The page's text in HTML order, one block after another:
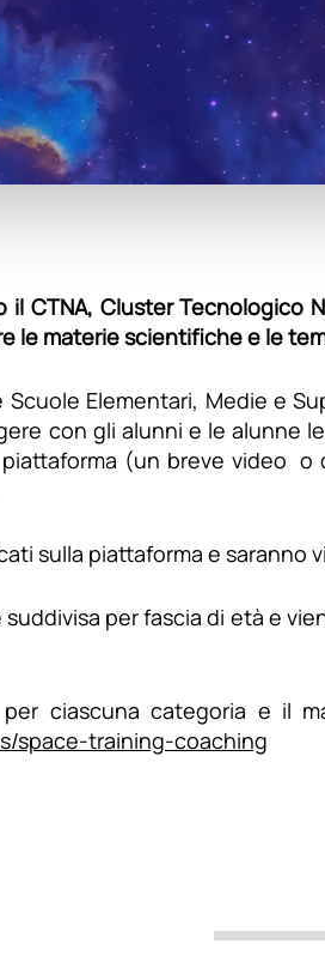
CTNA, Cluster Tecnologico
le materie scientifiche e le
Elementari, Medie e
con gli alunni e le
(un breve video
sulla piattaforma e saranno
per fascia di età e
ciascuna categoria e il
space-training-coaching